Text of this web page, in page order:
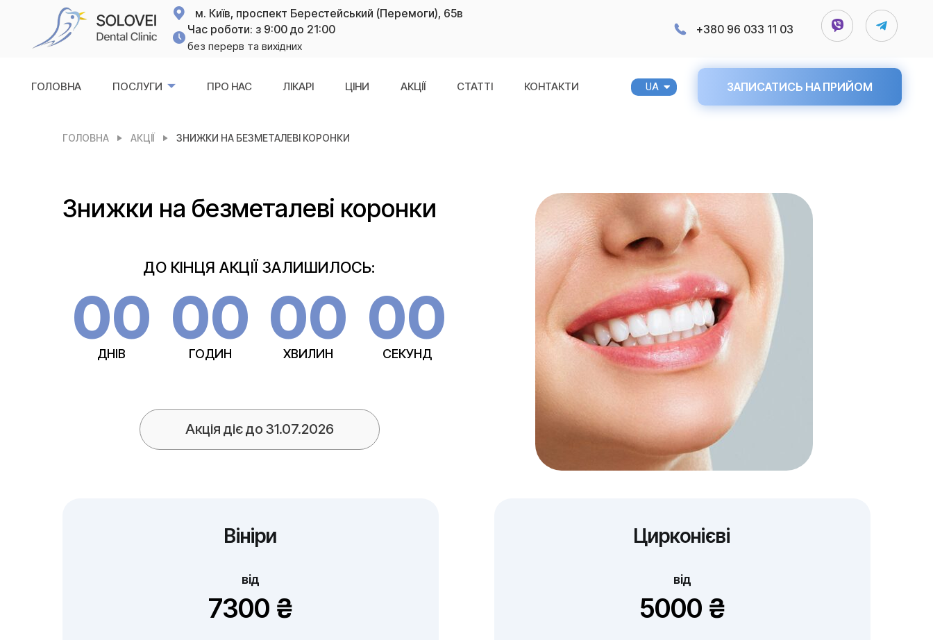
м. Київ, проспект Берестейський (Перемоги), 65в
Час роботи: з 9:00 до 21:00
без перерв та вихідних
+380 96 033 11 03
ГОЛОВНА ПОСЛУГИ ПРО НАС ЛІКАРІ ЦІНИ АКЦІЇ СТАТТІ КОНТАКТИ UA
RU ЗАПИСАТИСЬ НА ПРИЙОМ
ГОЛОВНА АКЦІЇ ЗНИЖКИ НА БЕЗМЕТАЛЕВІ КОРОНКИ
Знижки на безметалеві коронки
ДО КІНЦЯ АКЦІЇ ЗАЛИШИЛОСЬ:
00
ДНІВ
00
ГОДИН
00
ХВИЛИН
00
СЕКУНД
Акція діє до 31.07.2026
Вініри
від
7300 ₴
Цирконієві
від
5000 ₴